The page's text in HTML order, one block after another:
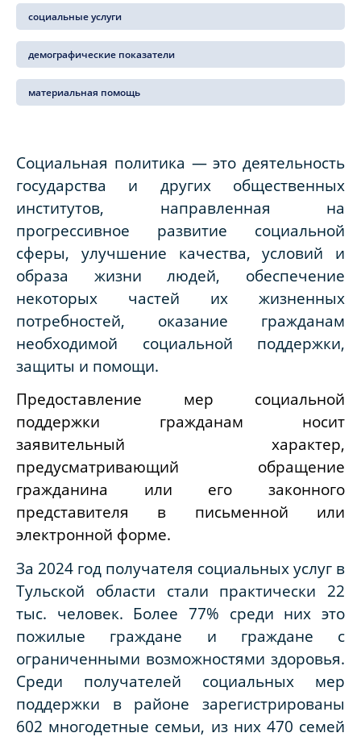
социальные услуги
демографические показатели
материальная помощь
Социальная политика — это деятельность
государства и других общественных
институтов, направленная на
прогрессивное развитие социальной
сферы, улучшение качества, условий и
образа жизни людей, обеспечение
некоторых частей их жизненных
потребностей, оказание гражданам
необходимой социальной поддержки,
защиты и помощи.
Предоставление мер социальной
поддержки гражданам носит
заявительный характер,
предусматривающий обращение
гражданина или его законного
представителя в письменной или
электронной форме.
За 2024 год получателя социальных услуг в
Тульской области стали практически 22
тыс. человек. Более 77% среди них это
пожилые граждане и граждане с
ограниченными возможностями здоровья.
Среди получателей социальных мер
поддержки в районе зарегистрированы
602 многодетные семьи, из них 470 семей